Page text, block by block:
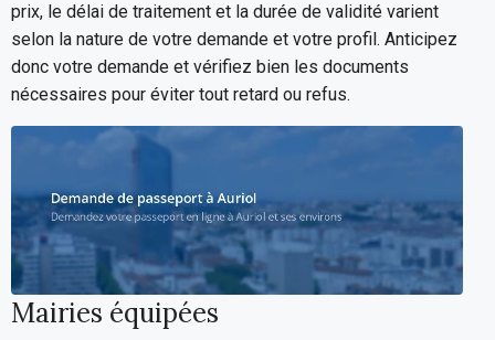
prix, le délai de traitement et la durée de validité varient
selon la nature de votre demande et votre profil. Anticipez
donc votre demande et vérifiez bien les documents
nécessaires pour éviter tout retard ou refus.
Mairies équipées